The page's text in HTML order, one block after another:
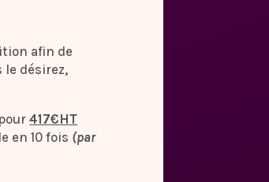
afin de
le désirez,
417€HT
en 10 fois (par